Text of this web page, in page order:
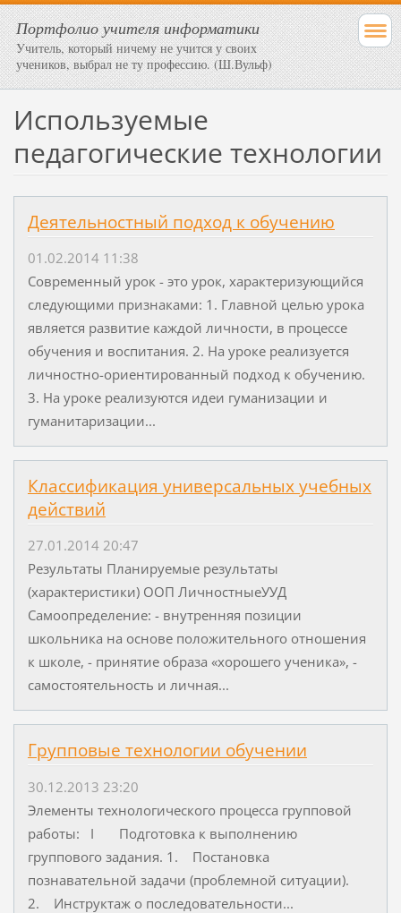
Портфолио учителя информатики
Учитель, который ничему не учится у своих
учеников, выбрал не ту профессию. (Ш.Вульф)
Используемые
педагогические технологии
Деятельностный подход к обучению
01.02.2014 11:38
Современный урок - это урок, характеризующийся
следующими признаками: 1. Главной целью урока
является развитие каждой личности, в процессе
обучения и воспитания. 2. На уроке реализуется
личностно-ориентированный подход к обучению.
3. На уроке реализуются идеи гуманизации и
гуманитаризации...
Классификация универсальных учебных
действий
27.01.2014 20:47
Результаты Планируемые результаты
(характеристики) ООП ЛичностныеУУД
Самоопределение: - внутренняя позиции
школьника на основе положительного отношения
к школе, - принятие образа «хорошего ученика», -
самостоятельность и личная...
Групповые технологии обучении
30.12.2013 23:20
Элементы технологического процесса групповой
работы: I Подготовка к выполнению
группового задания. 1. Постановка
познавательной задачи (проблемной ситуации).
2. Инструктаж о последовательности...